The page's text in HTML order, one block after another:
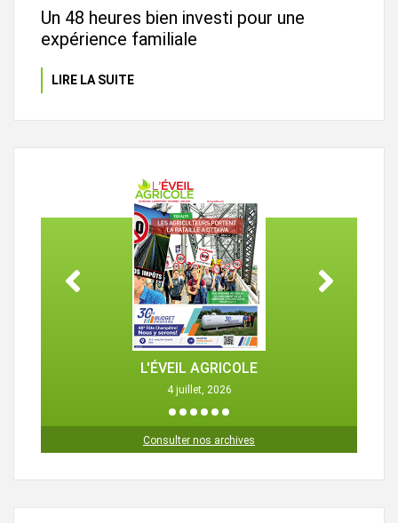
Un 48 heures bien investi pour une
expérience familiale
LIRE LA SUITE
L'ÉVEIL AGRICOLE
4 juillet, 2026
1 2 3 4 5
Consulter nos archives